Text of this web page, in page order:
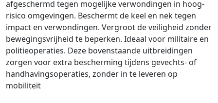
afgeschermd tegen mogelijke verwondingen in hoog-
risico omgevingen. Beschermt de keel en nek tegen
impact en verwondingen. Vergroot de veiligheid zonder
bewegingsvrijheid te beperken. Ideaal voor militaire en
politieoperaties. Deze bovenstaande uitbreidingen
zorgen voor extra bescherming tijdens gevechts- of
handhavingsoperaties, zonder in te leveren op
mobiliteit